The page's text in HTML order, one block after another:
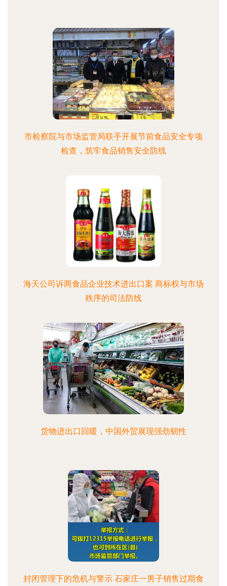
市检察院与市场监管局联手开展节前食品安全专项
检查，筑牢食品销售安全防线
海天公司诉两食品企业技术进出口案 商标权与市场
秩序的司法防线
货物进出口回暖，中国外贸展现强劲韧性
封闭管理下的危机与警示 石家庄一男子销售过期食